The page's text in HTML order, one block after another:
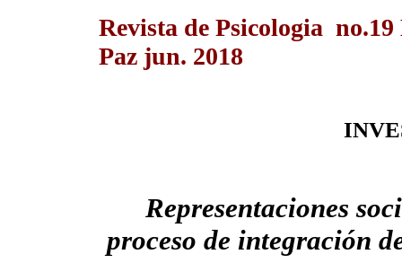
Revista de Psicologia no.19
Paz jun. 2018
Representaciones
proceso de integración